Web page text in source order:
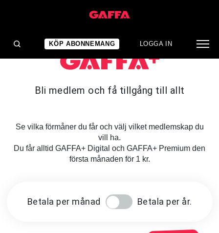
KÖP ABONNEMANG LOGGA IN
Bli medlem och få tillgång till allt
Se vilka förmåner du får och välj vilket medlemskap du
vill ha.
Du får alltid GAFFA+ Digital och GAFFA+ Premium den
första månaden för 1 kr.
Betala per månad Betala per år.